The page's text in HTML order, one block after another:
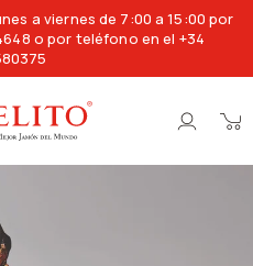
a viernes de 7:00 a 15:00 por
o por teléfono en el +34